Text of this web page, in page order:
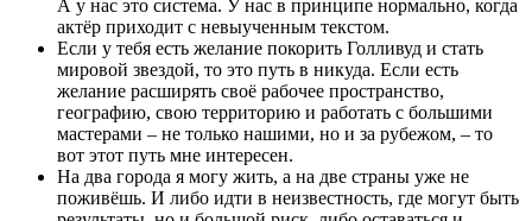
А у нас это система. У нас в принципе нормально, когда
актёр приходит с невыученным текстом.
Если у тебя есть желание покорить Голливуд и стать
мировой звездой, то это путь в никуда. Если есть
желание расширять своё рабочее пространство,
географию, свою территорию и работать с большими
мастерами – не только нашими, но и за рубежом, – то
вот этот путь мне интересен.
На два города я могу жить, а на две страны уже не
поживёшь. И либо идти в неизвестность, где могут быть